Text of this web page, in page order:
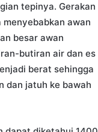
tepinya. Gerakan
awan
besar awan
butiran air dan es
berat sehingga
dan jatuh ke bawah